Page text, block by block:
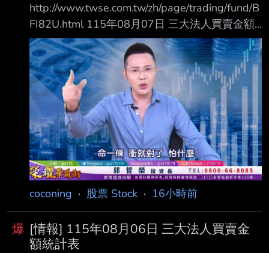
http://www.twse.com.tw/zh/page/trading/fund/B
FI82U.html 115年08月07日 三大法人買賣金額
統計表 單位名稱 買進金額(億元) 賣出金額(億元)
買賣差額(億元) 自營商(自行買賣) 94.33 87.16
+7.17 自營商(避險) 248.47 265.32 投 信
142.97 168.57 外資及陸資 3043.07 3450.23
外資自營商 0 0 0
===================================
=======
coconing · 股票 Stock · 16小時前
爆 [情報] 115年08月06日 三大法人買賣金
額統計表